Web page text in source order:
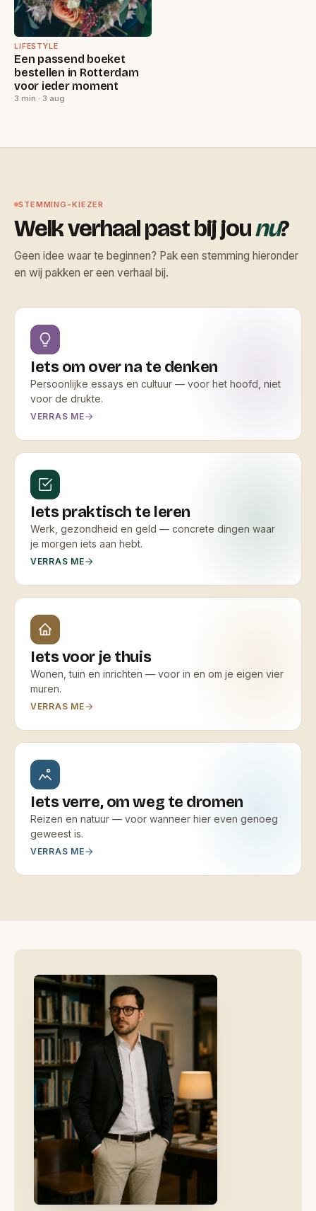
LIFESTYLE
Een passend boeket
bestellen in Rotterdam
voor ieder moment
3 min · 3 aug
STEMMING-KIEZER
Welk verhaal past bij jounu?
Geen idee waar te beginnen? Pak een stemming hieronder
en wij pakken er een verhaal bij.
Iets om over na te denken
Persoonlijke essays en cultuur — voor het hoofd, niet
voor de drukte.
VERRAS ME
Iets praktisch te leren
Werk, gezondheid en geld — concrete dingen waar
je morgen iets aan hebt.
VERRAS ME
Iets voor je thuis
Wonen, tuin en inrichten — voor in en om je eigen vier
muren.
VERRAS ME
Iets verre, om weg te dromen
Reizen en natuur — voor wanneer hier even genoeg
geweest is.
VERRAS ME